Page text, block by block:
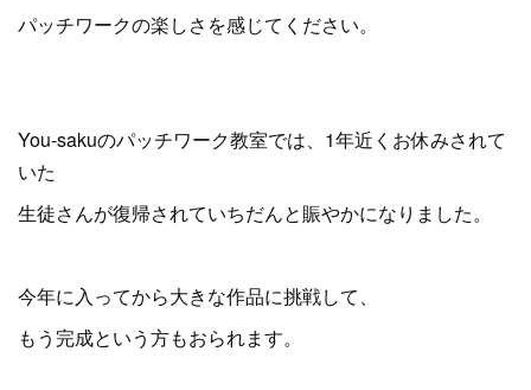
パッチワークの楽しさを感じてください。
You-sakuのパッチワーク教室では、1年近くお休みされて
いた
生徒さんが復帰されていちだんと賑やかになりました。
今年に入ってから大きな作品に挑戦して、
もう完成という方もおられます。